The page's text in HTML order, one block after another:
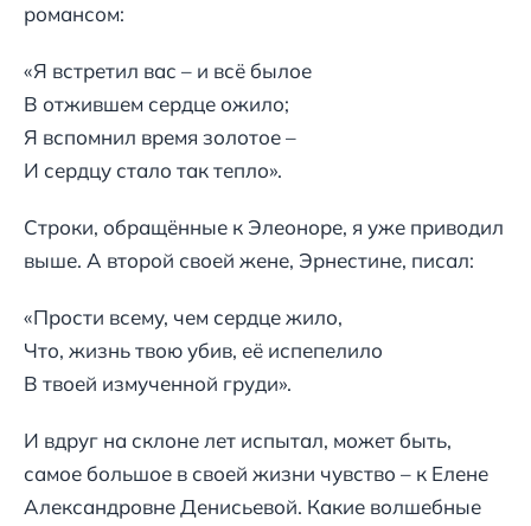
романсом:
«Я встретил вас – и всё былое
В отжившем сердце ожило;
Я вспомнил время золотое –
И сердцу стало так тепло».
Строки, обращённые к Элеоноре, я уже приводил
выше. А второй своей жене, Эрнестине, писал:
«Прости всему, чем сердце жило,
Что, жизнь твою убив, её испепелило
В твоей измученной груди».
И вдруг на склоне лет испытал, может быть,
самое большое в своей жизни чувство – к Елене
Александровне Денисьевой. Какие волшебные